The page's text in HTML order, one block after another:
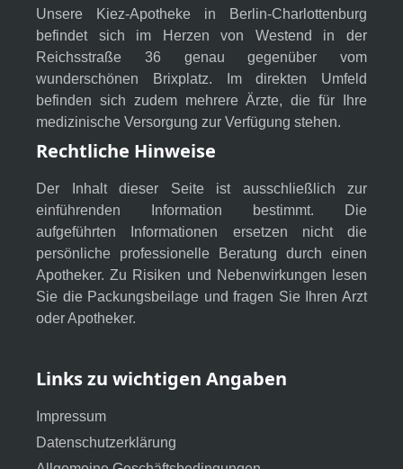
Unsere Kiez-Apotheke in Berlin-Charlottenburg
befindet sich im Herzen von Westend in der
Reichsstraße 36 genau gegenüber vom
wunderschönen Brixplatz. Im direkten Umfeld
befinden sich zudem mehrere Ärzte, die für Ihre
medizinische Versorgung zur Verfügung stehen.
Rechtliche Hinweise
Der Inhalt dieser Seite ist ausschließlich zur
einführenden Information bestimmt. Die
aufgeführten Informationen ersetzen nicht die
persönliche professionelle Beratung durch einen
Apotheker. Zu Risiken und Nebenwirkungen lesen
Sie die Packungsbeilage und fragen Sie Ihren Arzt
oder Apotheker.
Links zu wichtigen Angaben
Impressum
Datenschutzerklärung